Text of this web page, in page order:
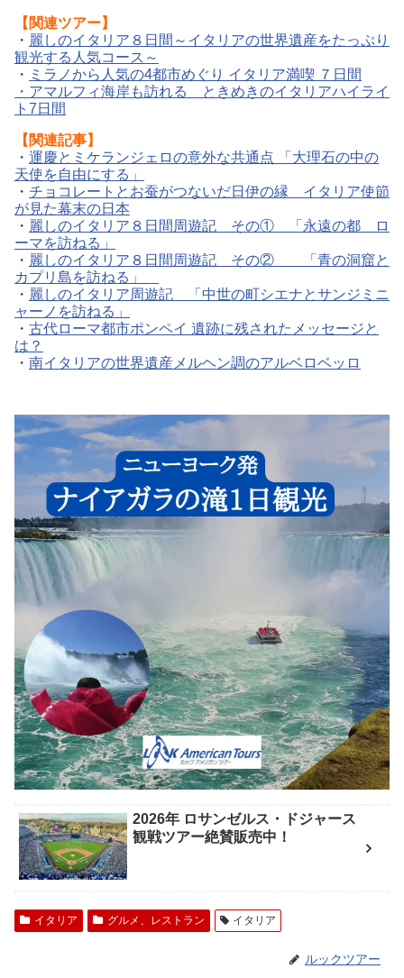
【関連ツアー】
・ 麗しのイタリア８日間～イタリアの世界遺産をたっぷり
観光する人気コース～
・ ミラノから人気の4都市めぐり イタリア満喫 ７日間
・ アマルフィ海岸も訪れる ときめきのイタリアハイライ
ト7日間
【関連記事】
・ 運慶とミケランジェロの意外な共通点 「大理石の中の
天使を自由にする」
・ チョコレートとお蚕がつないだ日伊の縁 イタリア使節
が見た幕末の日本
・ 麗しのイタリア８日間周遊記 その① 「永遠の都 ロ
ーマを訪ねる」
・ 麗しのイタリア８日間周遊記 その② 「青の洞窟と
カプリ島を訪ねる」
・ 麗しのイタリア周遊記 「中世の町シエナとサンジミニ
ャーノを訪ねる」
・ 古代ローマ都市ポンペイ 遺跡に残されたメッセージと
は？
・ 南イタリアの世界遺産メルヘン調のアルベロベッロ
2026年 ロサンゼルス・ドジャース
観戦ツアー絶賛販売中！
イタリア グルメ、レストラン イタリア
ルックツアー